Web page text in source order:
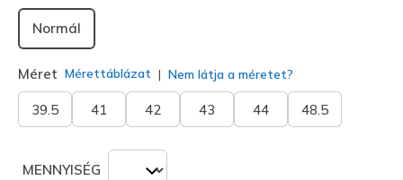
Normál
Méret Mérettáblázat Nem látja a méretet?
39.5 41 42 43 44 48.5
MENNYISÉG